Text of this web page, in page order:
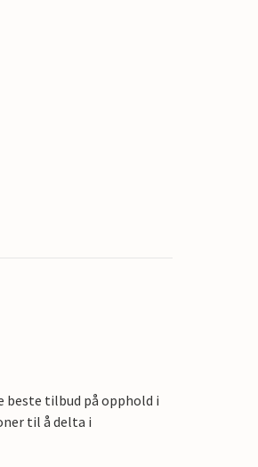
beste tilbud på opphold i
til å delta i